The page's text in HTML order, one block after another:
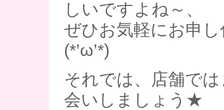
しいですよね～、
ぜひお気軽にお申
(*’ω’*)
それでは、店舗で
会いしましょう★